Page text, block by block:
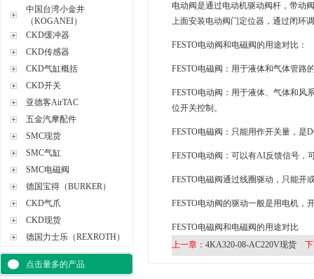
中国台湾小金井
（KOGANEI）
CKD缓冲器
CKD传感器
CKD气缸概括
CKD开关
亚德客AirTAC
五金汽摩配件
SMC现货
SMC气缸
SMC电磁阀
德国宝得（BURKER）
CKD气爪
CKD现货
德国力士乐（REXROTH）
点击量多的产品
电动阀是通过电动机驱动阀杆，带动
上面安装电动阀门定位器，通过闭环
FESTO电动阀和电磁阀的用途对比：
FESTO电磁阀：用于液体和气体管路
FESTO电动阀：用于液体、气体和风
位开关控制。
FESTO电磁阀：只能用作开关量，是
FESTO电动阀：可以有AI反馈信号，
FESTO电磁阀通过线圈驱动，只能开
FESTO电动阀的驱动一般是用电机，
FESTO电磁阀和电磁阀的用途对比
上一章： 4KA320-08-AC220V现货